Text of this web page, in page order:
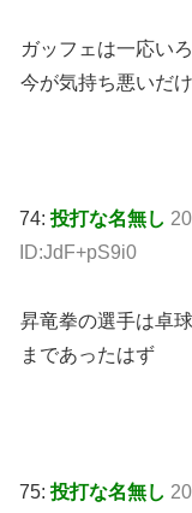
ガッフェは一応い
今が気持ち悪いだ
74:投打な名無し
ID:JdF+pS9i0
昇竜拳の選手は卓
まであったはず
75:投打な名無し